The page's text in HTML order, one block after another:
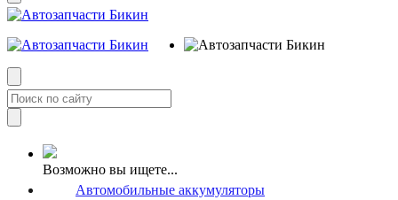
Возможно вы ищете...
Автомобильные аккумуляторы